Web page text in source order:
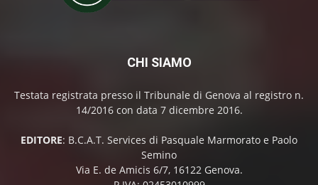
CHI SIAMO
Testata registrata presso il Tribunale di Genova al registro n.
14/2016 con data 7 dicembre 2016.
EDITORE: B.C.A.T. Services di Pasquale Marmorato e Paolo
Semino
Via E. de Amicis 6/7, 16122 Genova.